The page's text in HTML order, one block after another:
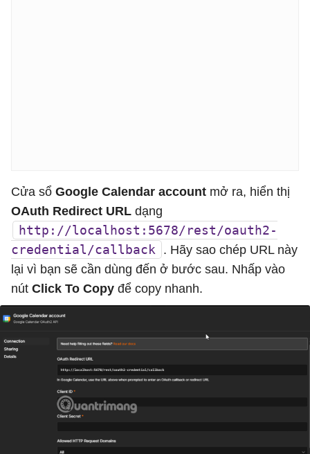
Cửa sổ Google Calendar account mở ra, hiển thị
OAuth Redirect URL dạng
http://localhost:5678/rest/oauth2-
credential/callback . Hãy sao chép URL này
lại vì bạn sẽ cần dùng đến ở bước sau. Nhấp vào
nút Click To Copy để copy nhanh.